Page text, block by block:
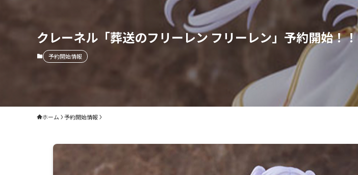
クレーネル「葬送のフリーレン フリーレン」予約開始！！
予約開始情報
ホーム 予約開始情報